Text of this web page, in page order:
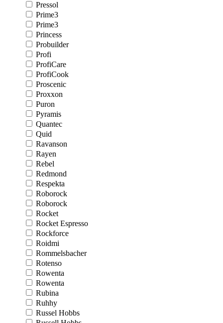
Pressol
Prime3
Prime3
Princess
Probuilder
Profi
ProfiCare
ProfiCook
Proscenic
Proxxon
Puron
Pyramis
Quantec
Quid
Ravanson
Rayen
Rebel
Redmond
Respekta
Roborock
Roborock
Rocket
Rocket Espresso
Rockforce
Roidmi
Rommelsbacher
Rotenso
Rowenta
Rowenta
Rubina
Ruhhy
Russel Hobbs